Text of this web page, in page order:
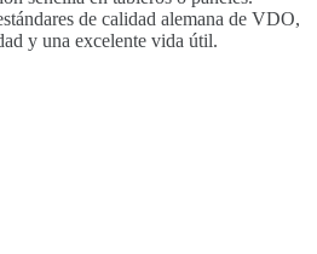
de calidad alemana de VDO,
y una excelente vida útil.